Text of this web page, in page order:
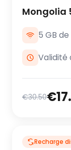
Mongolia
5 GB
Validité
€30.50
Recharge